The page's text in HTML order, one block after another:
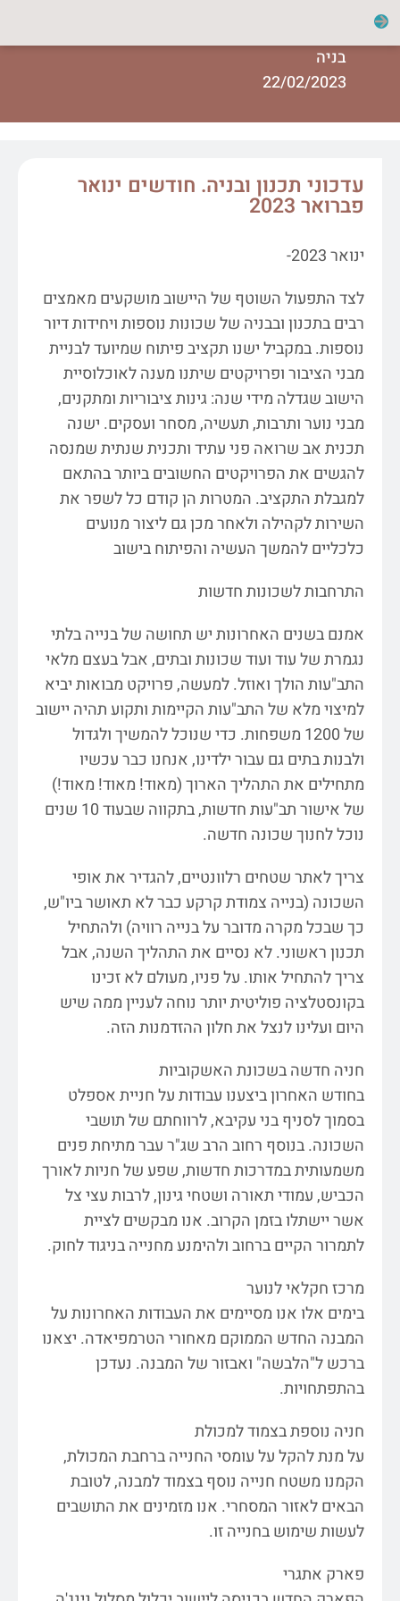
בניה
22/02/2023
עדכוני תכנון ובניה. חודשים ינואר
פברואר 2023
ינואר 2023-
לצד התפעול השוטף של היישוב מושקעים מאמצים
רבים בתכנון ובבניה של שכונות נוספות ויחידות דיור
נוספות. במקביל ישנו תקציב פיתוח שמיועד לבניית
מבני הציבור ופרויקטים שיתנו מענה לאוכלוסיית
הישוב שגדלה מידי שנה: גינות ציבוריות ומתקנים,
מבני נוער ותרבות, תעשיה, מסחר ועסקים. ישנה
תכנית אב שרואה פני עתיד ותכנית שנתית שמנסה
להגשים את הפרויקטים החשובים ביותר בהתאם
למגבלת התקציב. המטרות הן קודם כל לשפר את
השירות לקהילה ולאחר מכן גם ליצור מנועים
כלכליים להמשך העשיה והפיתוח בישוב
התרחבות לשכונות חדשות
אמנם בשנים האחרונות יש תחושה של בנייה בלתי
נגמרת של עוד ועוד שכונות ובתים, אבל בעצם מלאי
התב"עות הולך ואוזל. למעשה, פרויקט מבואות יביא
למיצוי מלא של התב"עות הקיימות ותקוע תהיה יישוב
של 1200 משפחות. כדי שנוכל להמשיך ולגדול
ולבנות בתים גם עבור ילדינו, אנחנו כבר עכשיו
מתחילים את התהליך הארוך (מאוד! מאוד! מאוד!)
של אישור תב"עות חדשות, בתקווה שבעוד 10 שנים
נוכל לחנוך שכונה חדשה.
צריך לאתר שטחים רלוונטיים, להגדיר את אופי
השכונה (בנייה צמודת קרקע כבר לא תאושר ביו"ש,
כך שבכל מקרה מדובר על בנייה רוויה) ולהתחיל
תכנון ראשוני. לא נסיים את התהליך השנה, אבל
צריך להתחיל אותו. על פניו, מעולם לא זכינו
בקונסטלציה פוליטית יותר נוחה לעניין ממה שיש
היום ועלינו לנצל את חלון ההזדמנות הזה.
חניה חדשה בשכונת האשקוביות
בחודש האחרון ביצענו עבודות על חניית אספלט
בסמוך לסניף בני עקיבא, לרווחתם של תושבי
השכונה. בנוסף רחוב הרב שג"ר עבר מתיחת פנים
משמעותית במדרכות חדשות, שפע של חניות לאורך
הכביש, עמודי תאורה ושטחי גינון, לרבות עצי צל
אשר יישתלו בזמן הקרוב. אנו מבקשים לציית
לתמרור הקיים ברחוב ולהימנע מחנייה בניגוד לחוק.
מרכז חקלאי לנוער
בימים אלו אנו מסיימים את העבודות האחרונות על
המבנה החדש הממוקם מאחורי הטרמפיאדה. יצאנו
ברכש ל"הלבשה" ואבזור של המבנה. נעדכן
בהתפתחויות.
חניה נוספת בצמוד למכולת
על מנת להקל על עומסי החנייה ברחבת המכולת,
הקמנו משטח חנייה נוסף בצמוד למבנה, לטובת
הבאים לאזור המסחרי. אנו מזמינים את התושבים
לעשות שימוש בחנייה זו.
פארק אתגרי